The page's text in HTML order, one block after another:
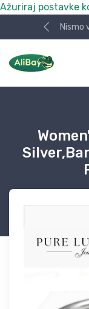
Ažuriraj postavke
Nismo